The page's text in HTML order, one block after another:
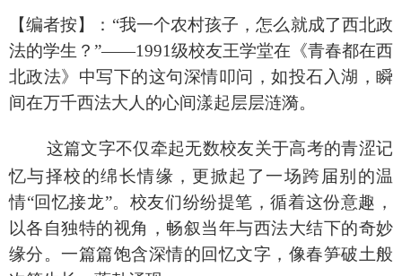
【编者按】： “我一个农村孩子，怎么就成了西北政
法的学生？”——1991级校友王学堂在《青春都在西
北政法》中写下的这句深情叩问，如投石入湖，瞬
间在万千西法大人的心间漾起层层涟漪。
这篇文字不仅牵起无数校友关于高考的青涩记
忆与择校的绵长情缘，更掀起了一场跨届别的温
情“回忆接龙”。校友们纷纷提笔，循着这份意趣，
以各自独特的视角，畅叙当年与西法大结下的奇妙
缘分。一篇篇饱含深情的回忆文字，像春笋破土般